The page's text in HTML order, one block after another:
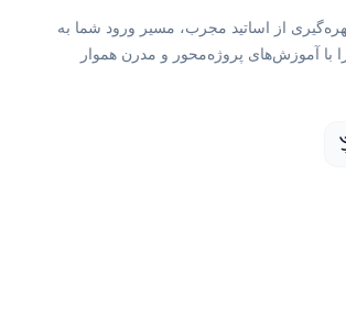
اساتید مجرب، مسیر ورود شما به
پروژه‌محور و مدرن هموار